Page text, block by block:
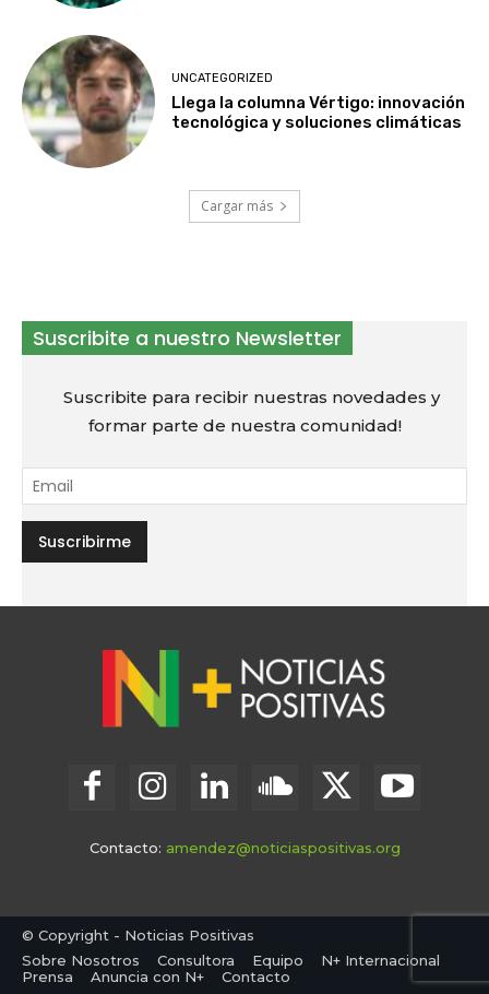
UNCATEGORIZED
Llega la columna Vértigo: innovación
tecnológica y soluciones climáticas
Cargar más
Suscribite a nuestro Newsletter
Suscribite para recibir nuestras novedades y
formar parte de nuestra comunidad!
Contacto: amendez@noticiaspositivas.org
© Copyright - Noticias Positivas
Sobre Nosotros
Consultora Equipo
N+ Internacional
Prensa
Anuncia con N+ Contacto